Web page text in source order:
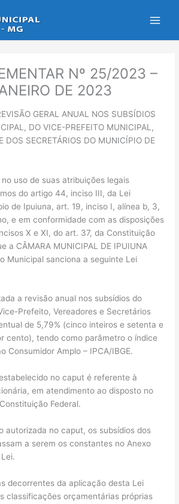
Nº 25/2023 –
DE 2023
GERAL ANUAL NOS SUBSÍDIOS
DO VICE-PREFEITO MUNICIPAL,
DOS SECRETÁRIOS DO MUNICÍPIO DE
no uso de suas atribuições legais
do artigo 44, inciso III, da Lei
de Ipuiuna, art. 19, inciso I, alínea b, 3,
e em conformidade com as disposições
X e XI, do art. 37, da Constituição
a CÂMARA MUNICIPAL DE IPUIUNA
Municipal sanciona a seguinte Lei
a revisão anual nos subsídios do
Prefeito, Vereadores e Secretários
de 5,79% (cinco inteiros e setenta e
cento), tendo como parâmetro o índice
Consumidor Amplo – IPCA/IBGE.
no caput é referente à
em atendimento ao disposto no
Federal.
autorizada no caput, os subsídios dos
a serem os constantes no Anexo
decorrentes da aplicação desta Lei
classificações orçamentárias próprias